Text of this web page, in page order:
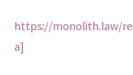
https://monolith.law/
a]